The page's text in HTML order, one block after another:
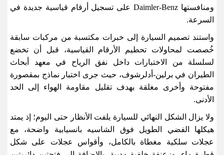
ومنافستها
على تسجيل أرقام قياسية جديدة في
السرعة.
واستند تصميم السيارة إلى خبرات مكتسبة من مركبات سابقة
خُصصت لمحاولات تحطيم الأرقام القياسية، قبل أن تخضع
لسلسلة من الاختبارات داخل نفق الرياح في معهد أبحاث
الطيران في برلين-أدلرشوف، حيث جرى اختبار نماذج بمقصورة
مفتوحة وأخرى مغلقة بهدف تقليل مقاومة الهواء إلى الحد
الأدنى.
ولا يزال الشكل النهائي للسيارة يلفت الأنظار حتى اليوم؛ إذ يمتد
هيكلها الفضي الطويل فوق الشاسيه بانسيابية واضحة، مع
عجلات سلكية مغطاة بالكامل، وأقواس عجلات على شكل